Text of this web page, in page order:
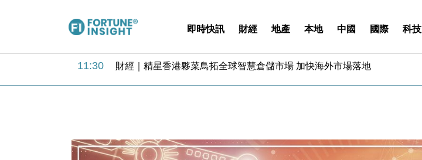
即時快訊 財經 地產 本地 中國 國際 科技
15:59 財經｜SA售股自救後再出手 斥4億美元押注未上市公司
11:30 財經｜精星香港夥菜鳥拓全球智慧倉儲市場 加快海外市場落地
10:57 財經｜美商務部擬擴大金屬關稅範圍 14類產品或加徵25%
18:15 本地｜新世界K11 9月升級會員制度 增鉑金卡級別鎖定高消費客群